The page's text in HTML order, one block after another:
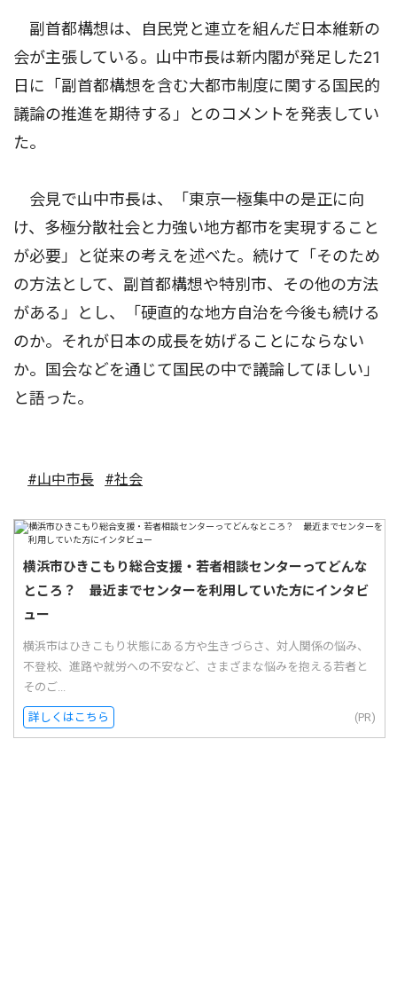
副首都構想は、自民党と連立を組んだ日本維新の
会が主張している。山中市長は新内閣が発足した21
日に「副首都構想を含む大都市制度に関する国民的
議論の推進を期待する」とのコメントを発表してい
た。
会見で山中市長は、「東京一極集中の是正に向
け、多極分散社会と力強い地方都市を実現すること
が必要」と従来の考えを述べた。続けて「そのため
の方法として、副首都構想や特別市、その他の方法
がある」とし、「硬直的な地方自治を今後も続ける
のか。それが日本の成長を妨げることにならない
か。国会などを通じて国民の中で議論してほしい」
と語った。
#山中市長 #社会
横浜市ひきこもり総合支援・若者相談センターってどんな
ところ？ 最近までセンターを利用していた方にインタビ
ュー
横浜市はひきこもり状態にある方や生きづらさ、対人関係の悩み、
不登校、進路や就労への不安など、さまざまな悩みを抱える若者と
そのご...
詳しくはこちら (PR)